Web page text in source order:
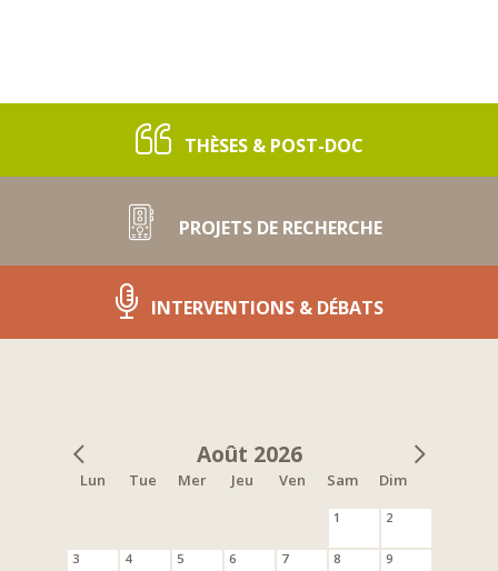
THÈSES & POST-DOC
PROJETS DE RECHERCHE
INTERVENTIONS & DÉBATS
Août 2026
Lun Tue Mer Jeu Ven Sam Dim
1 2
3 4 5 6 7 8 9